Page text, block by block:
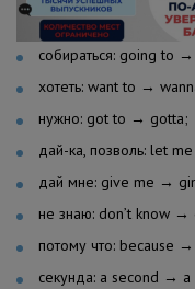
собираться: going to
хотеть: want to →
нужно: got to → gotta;
дай-ка, позволь: let
дай мне: give me →
не знаю: don’t know →
потому что: because →
секунда: a second → a